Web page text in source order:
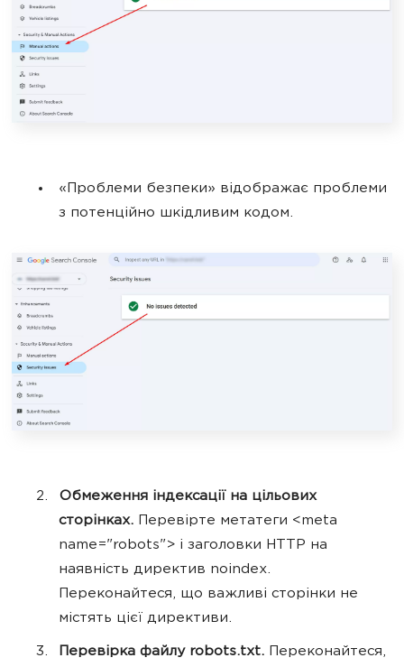
«Проблеми безпеки» відображає проблеми
з потенційно шкідливим кодом.
Обмеження індексації на цільових
сторінках. Перевірте метатеги <meta
name="robots"> і заголовки HTTP на
наявність директив noindex.
Переконайтеся, що важливі сторінки не
містять цієї директиви.
Перевірка файлу robots.txt. Переконайтеся,